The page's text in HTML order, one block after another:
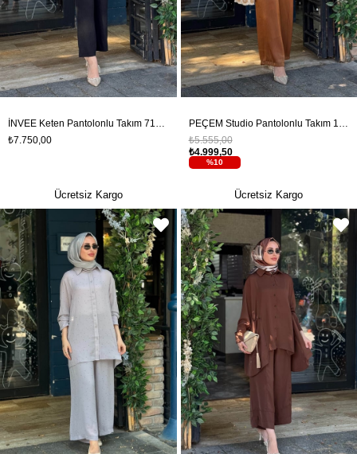
İNVEE Keten Pantolonlu Takım 7145 Siyah
₺7.750,00
Ücretsiz Kargo
PEÇEM Studio Pantolonlu Takım 153-1002 Bakır
%10
₺4.999,50
₺5.555,00
Ücretsiz Kargo